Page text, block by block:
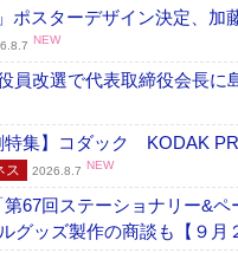
ポスターデザイン決定、加
NEW
改選で代表取締役会長に
特集】コダック KODAK
ス 2026.8.7 NEW
67回ステーショナリー&ペ
グッズ製作の商談も【９月